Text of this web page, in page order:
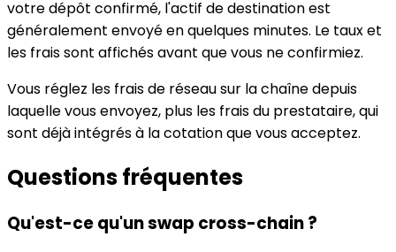
votre dépôt confirmé, l'actif de destination est
généralement envoyé en quelques minutes. Le taux et
les frais sont affichés avant que vous ne confirmiez.
Vous réglez les frais de réseau sur la chaîne depuis
laquelle vous envoyez, plus les frais du prestataire, qui
sont déjà intégrés à la cotation que vous acceptez.
Questions fréquentes
Qu'est-ce qu'un swap cross-chain ?